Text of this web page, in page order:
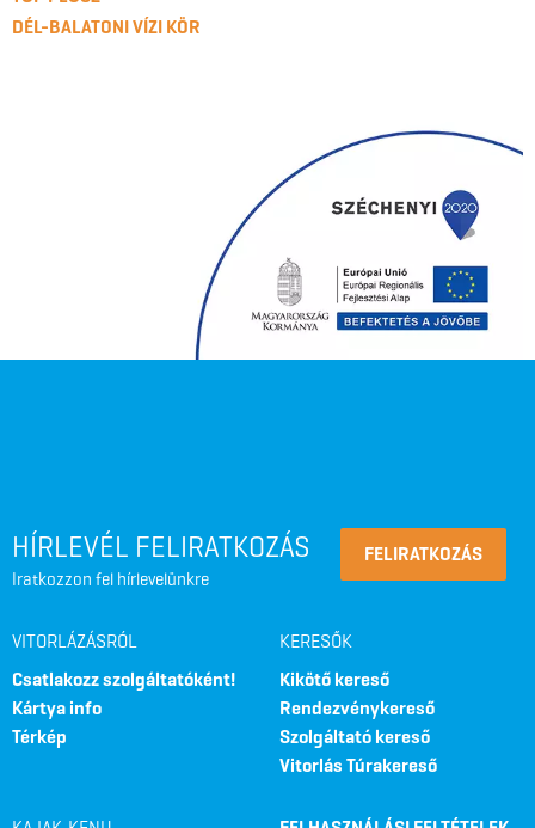
DÉL-BALATONI VÍZI KÖR
HÍRLEVÉL FELIRATKOZÁS
Iratkozzon fel hírlevelünkre
FELIRATKOZÁS
VITORLÁZÁSRÓL
Csatlakozz szolgáltatóként!
Kártya info
Térkép
KERESŐK
Kikötő kereső
Rendezvénykereső
Szolgáltató kereső
Vitorlás Túrakereső